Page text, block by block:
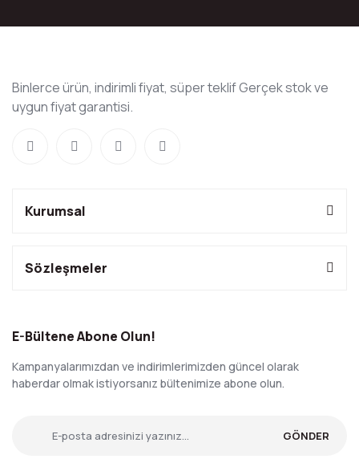
Binlerce ürün, indirimli fiyat, süper teklif Gerçek stok ve
uygun fiyat garantisi.
Kurumsal
Sözleşmeler
E-Bültene Abone Olun!
Kampanyalarımızdan ve indirimlerimizden güncel olarak
haberdar olmak istiyorsanız bültenimize abone olun.
GÖNDER